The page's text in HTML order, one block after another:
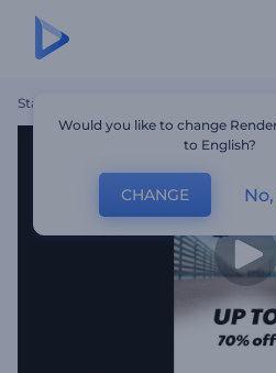
Startseite
Would you like to change
to English?
CHANGE